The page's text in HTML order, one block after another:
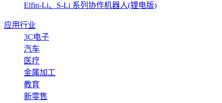
Elfin-Li、S-Li 系列协作机器人(锂电版)
应用行业
3C电子
汽车
医疗
金属加工
教育
新零售